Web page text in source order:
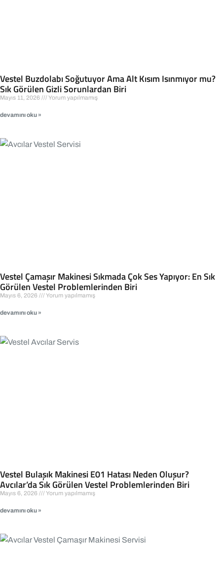
Vestel Buzdolabı Soğutuyor Ama Alt Kısım Isınmıyor mu?
Sık Görülen Gizli Sorunlardan Biri
Mayıs 11, 2026 Yorum yapılmamış
devamını oku »
Vestel Çamaşır Makinesi Sıkmada Çok Ses Yapıyor: En Sık
Görülen Vestel Problemlerinden Biri
Mayıs 6, 2026 Yorum yapılmamış
devamını oku »
Vestel Bulaşık Makinesi E01 Hatası Neden Oluşur?
Avcılar’da Sık Görülen Vestel Problemlerinden Biri
Mayıs 6, 2026 Yorum yapılmamış
devamını oku »